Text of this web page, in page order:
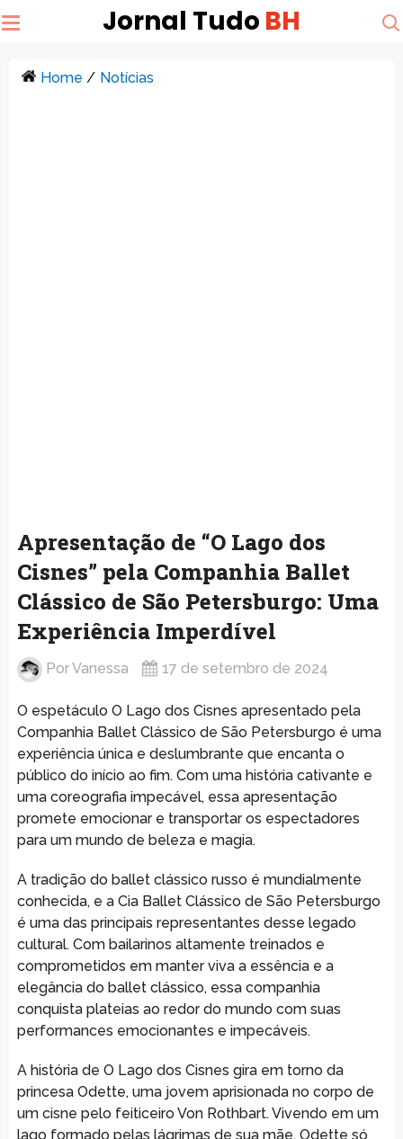
Jornal Tudo BH
Home / Notícias
Apresentação de “O Lago dos
Cisnes” pela Companhia Ballet
Clássico de São Petersburgo: Uma
Experiência Imperdível
PorVanessa 17 de setembro de 2024
O espetáculo O Lago dos Cisnes apresentado pela
Companhia Ballet Clássico de São Petersburgo é uma
experiência única e deslumbrante que encanta o
público do início ao fim. Com uma história cativante e
uma coreografia impecável, essa apresentação
promete emocionar e transportar os espectadores
para um mundo de beleza e magia.
A tradição do ballet clássico russo é mundialmente
conhecida, e a Cia Ballet Clássico de São Petersburgo
é uma das principais representantes desse legado
cultural. Com bailarinos altamente treinados e
comprometidos em manter viva a essência e a
elegância do ballet clássico, essa companhia
conquista plateias ao redor do mundo com suas
performances emocionantes e impecáveis.
A história de O Lago dos Cisnes gira em torno da
princesa Odette, uma jovem aprisionada no corpo de
um cisne pelo feiticeiro Von Rothbart. Vivendo em um
lago formado pelas lágrimas de sua mãe, Odette só